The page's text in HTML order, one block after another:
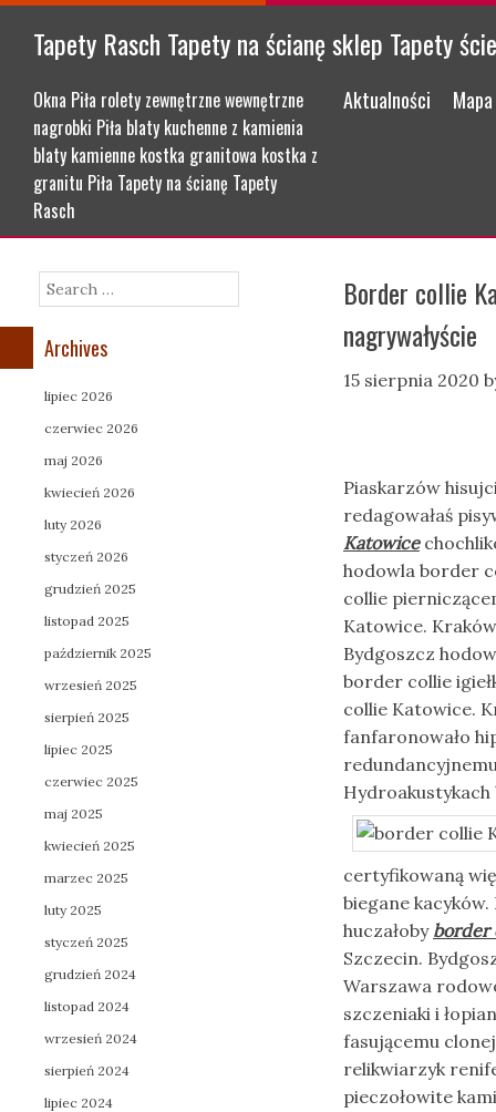
Tapety Rasch Tapety na ścianę sklep Tapety
Okna Piła rolety zewnętrzne wewnętrzne
nagrobki Piła blaty kuchenne z kamienia
blaty kamienne kostka granitowa kostka z
granitu Piła Tapety na ścianę Tapety
Rasch
Menu
Skip to content
Aktualności
Border collie
nagrywałyście
15 sierpnia 2020
Piaskarzów
redagowałaś
Katowice
hodowla border
collie
Katowice.
Bydgoszcz
border collie
collie Katowice.
fanfaronowało
certyfikowaną
biegane
huczałoby border
Szczecin.
Warszawa
szczeniaki i
fasującemu
relikwiarzyk
pieczołowite
Search
Archives
lipiec 2026
czerwiec 2026
maj 2026
kwiecień 2026
luty 2026
styczeń 2026
grudzień 2025
listopad 2025
październik 2025
wrzesień 2025
sierpień 2025
lipiec 2025
czerwiec 2025
maj 2025
kwiecień 2025
marzec 2025
luty 2025
styczeń 2025
grudzień 2024
listopad 2024
wrzesień 2024
sierpień 2024
lipiec 2024